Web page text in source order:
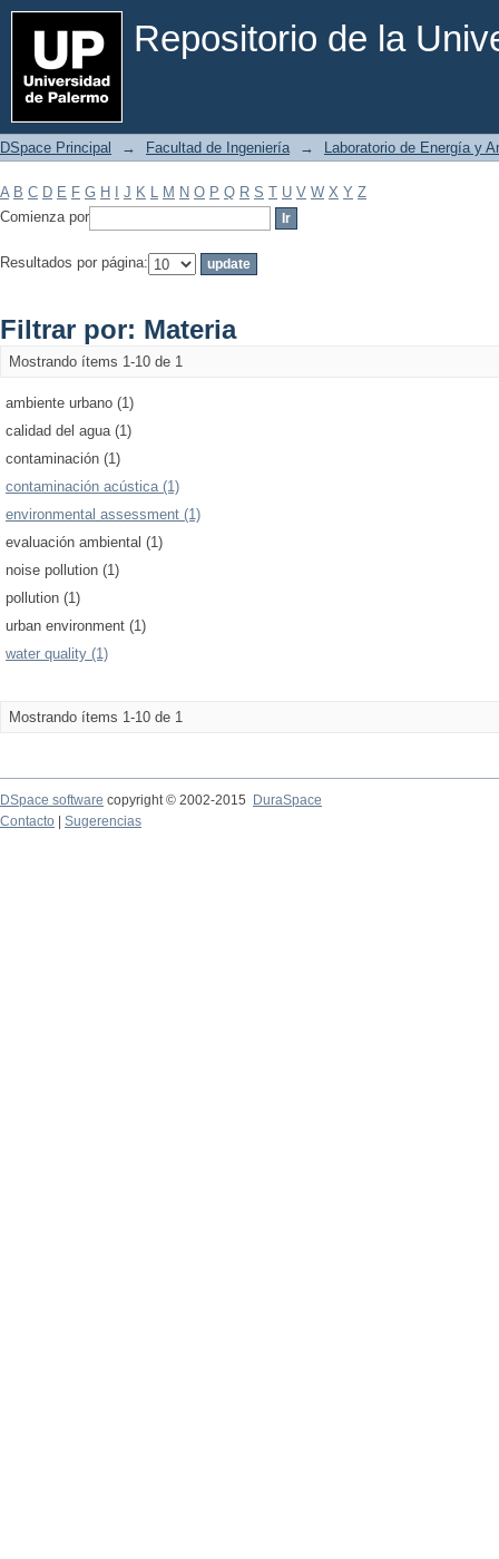
Repositorio de la
Filtrar por: Materia
DSpace Principal → Facultad de Ingeniería → Laboratorio de Energía y
A B C D E F G H J K L M N O P Q R S T U V W X Y Z
Comienza por
Resultados por página:
Filtrar por: Materia
Mostrando ítems 1-10 de 1
ambiente urbano (1)
calidad del agua (1)
contaminación (1)
contaminación acústica (1)
environmental assessment (1)
evaluación ambiental (1)
noise pollution (1)
pollution (1)
urban environment (1)
water quality (1)
Mostrando ítems 1-10 de 1
DSpace software copyright © 2002-2015
DuraSpace
Contacto
Sugerencias